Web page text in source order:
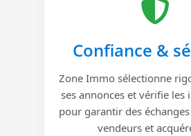
Confiance &
Zone Immo sélectionne
ses annonces et vérifie
pour garantir des
vendeurs et